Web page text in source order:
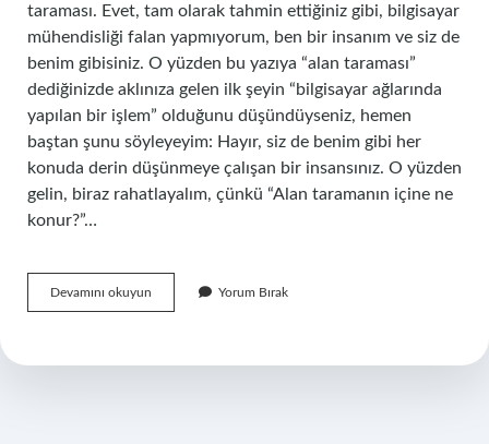
taraması. Evet, tam olarak tahmin ettiğiniz gibi, bilgisayar
mühendisliği falan yapmıyorum, ben bir insanım ve siz de
benim gibisiniz. O yüzden bu yazıya “alan taraması”
dediğinizde aklınıza gelen ilk şeyin “bilgisayar ağlarında
yapılan bir işlem” olduğunu düşündüyseniz, hemen
baştan şunu söyleyeyim: Hayır, siz de benim gibi her
konuda derin düşünmeye çalışan bir insansınız. O yüzden
gelin, biraz rahatlayalım, çünkü “Alan taramanın içine ne
konur?”…
Devamını okuyun
taramanın
konur
Yorum Bırak